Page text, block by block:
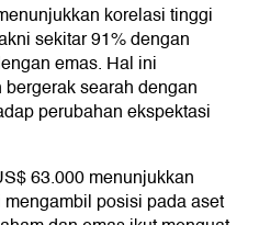
korelasi tinggi
sekitar 91% dengan
emas. Hal ini
searah dengan
perubahan ekspektasi
63.000 menunjukkan
posisi pada aset